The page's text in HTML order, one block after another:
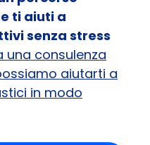
ti aiuti a
senza stress
una consulenza
aiutarti a
in modo